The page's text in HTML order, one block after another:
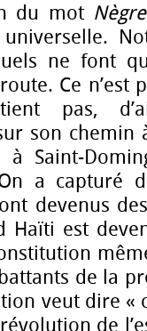
du mot Nègre
ne font
Ce n’est
pas,
son
à Saint-
a capturé
devenus
Haïti est
de la
veut dire «
de